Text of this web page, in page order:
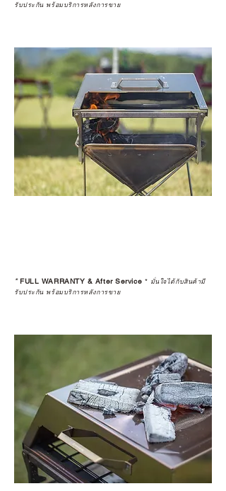
รับประกัน พร้อมบริการหลังการขาย
*FULL WARRANTY & After Service * มั่นใจได้กับสินค้ามี
รับประกัน พร้อมบริการหลังการขาย